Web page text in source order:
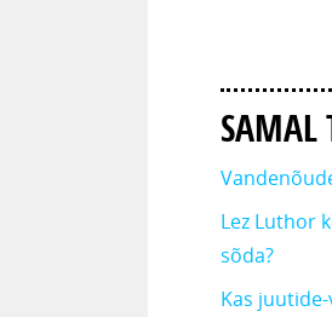
SAMAL
Lez Luthor
sõda?
Kas